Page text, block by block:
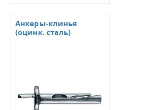
Анкеры-клинья
(оцинк. сталь)